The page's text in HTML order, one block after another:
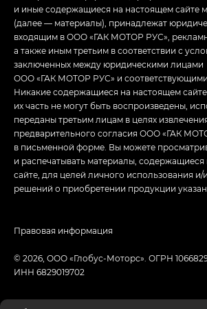
и иные содержащиеся на настоящем сайте
(далее — материалы), принадлежат
входящим в ООО «ГАК МОТОР РУС»,
а также иным третьим в соответствии с
заключенных между юридическими лицами
ООО «ГАК МОТОР РУС» и
Никакие содержащиеся на настоящем
их часть не могут быть воспроизведены,
переданы третьим лицам в целях
предварительного согласия ООО «ГАК
в письменной форме. Вы можете
и распечатывать материалы,
сайте, для целей личного использования и/
решений о приобретении продукции
© 2026, ООО «Глобус-Моторс». ОГРН
ИНН 6829019702
Правовая информация